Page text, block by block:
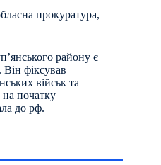
прокуратура,
району є
фіксував
військ та
на початку
до рф.